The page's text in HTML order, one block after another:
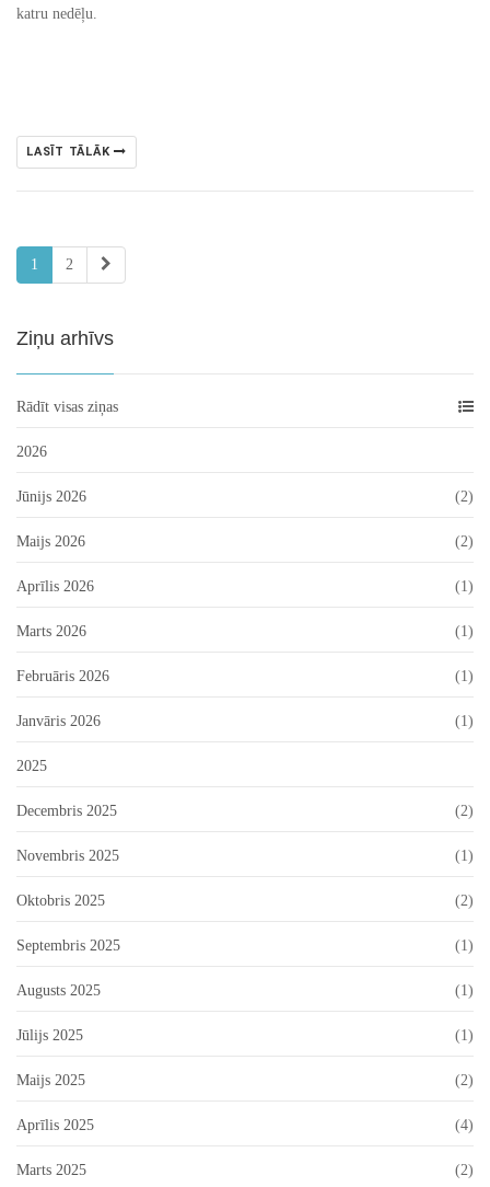
katru nedēļu.
LASĪT TĀLĀK
1 2
Ziņu arhīvs
Rādīt visas ziņas
2026
Jūnijs 2026 (2)
Maijs 2026 (2)
Aprīlis 2026 (1)
Marts 2026 (1)
Februāris 2026 (1)
Janvāris 2026 (1)
2025
Decembris 2025 (2)
Novembris 2025 (1)
Oktobris 2025 (2)
Septembris 2025 (1)
Augusts 2025 (1)
Jūlijs 2025 (1)
Maijs 2025 (2)
Aprīlis 2025 (4)
Marts 2025 (2)